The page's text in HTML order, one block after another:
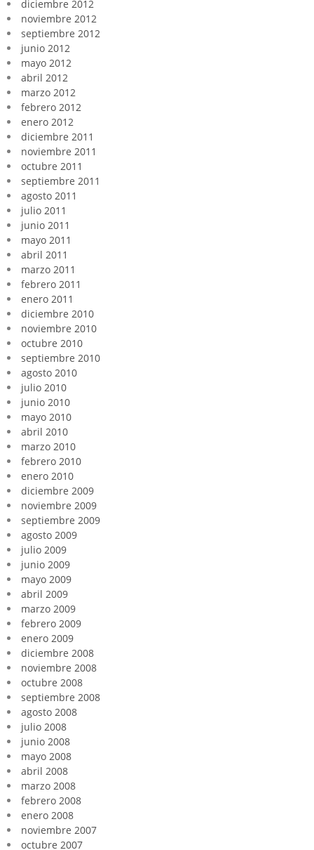
diciembre 2012
noviembre 2012
septiembre 2012
junio 2012
mayo 2012
abril 2012
marzo 2012
febrero 2012
enero 2012
diciembre 2011
noviembre 2011
octubre 2011
septiembre 2011
agosto 2011
julio 2011
junio 2011
mayo 2011
abril 2011
marzo 2011
febrero 2011
enero 2011
diciembre 2010
noviembre 2010
octubre 2010
septiembre 2010
agosto 2010
julio 2010
junio 2010
mayo 2010
abril 2010
marzo 2010
febrero 2010
enero 2010
diciembre 2009
noviembre 2009
septiembre 2009
agosto 2009
julio 2009
junio 2009
mayo 2009
abril 2009
marzo 2009
febrero 2009
enero 2009
diciembre 2008
noviembre 2008
octubre 2008
septiembre 2008
agosto 2008
julio 2008
junio 2008
mayo 2008
abril 2008
marzo 2008
febrero 2008
enero 2008
noviembre 2007
octubre 2007